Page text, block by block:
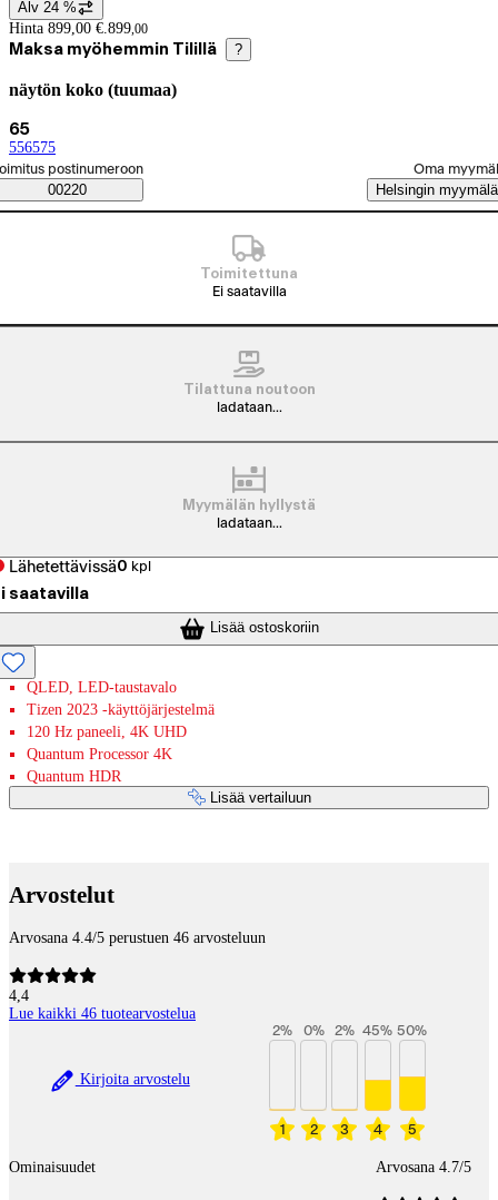
Hintatiedot
Alv 24 %
Hinta 899,00 €. 899,00
Maksa myöhemmin Tilillä ?
näytön koko (tuumaa)
Tämänhetkinen valinta 65
65
55(näytön koko (tuumaa)
65(näytön koko (tuumaa)
75
Saatavuustiedot
tilaustapa
postinumeroon
00220
Oma
Helsingin myymälä
Toimitettuna
Ei saatavilla
Tilattuna noutoon
ladataan...
Myymälän hyllystä
ladataan...
Lähetettävissä0 kpl
saatavilla
Lisää ostoskoriin
QLED, LED-taustavalo
Tizen 2023 -käyttöjärjestelmä
120 Hz paneeli, 4K UHD
Quantum Processor 4K
Quantum HDR
Lisää vertailuun
Arvostelut
Arvosana 4.4/5 perustuen 46 arvosteluun
4,4
Lue kaikki 46 tuotearvostelua
Kirjoita arvostelu
1
2%
2
0%
3
2%
4
45%
5
50%
Ominaisuudet Arvosana 4.7/5